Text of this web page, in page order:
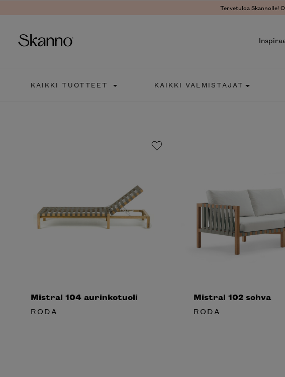
Tervetuloa Skannolle!
KAIKKI TUOTTEET KAIKKI VALMISTAJAT
Mistral 104 aurinkotuoli
RODA
Mistral 102 sohva
RODA